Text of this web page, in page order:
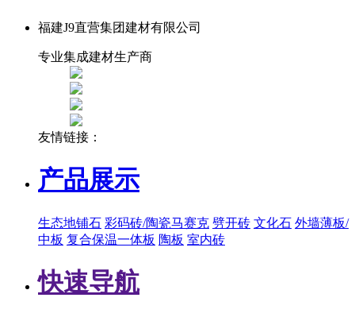
福建J9直营集团建材有限公司
专业集成建材生产商
友情链接：
产品展示
生态地铺石 彩码砖/陶瓷马赛克 劈开砖 文化石 外墙薄板/
中板 复合保温一体板 陶板 室内砖
快速导航